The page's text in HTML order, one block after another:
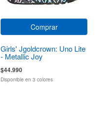
Comprar
Girls' Jgoldcrown: Uno Lite
- Metallic Joy
$44.990
Disponible en 3 colores